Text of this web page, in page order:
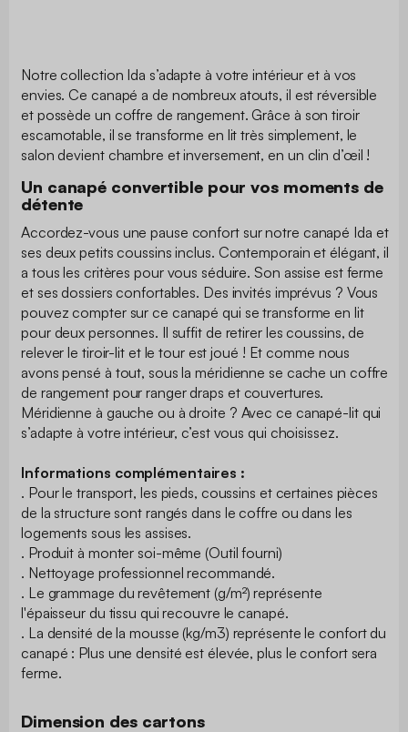
Notre collection Ida s’adapte à votre intérieur et à vos
envies. Ce canapé a de nombreux atouts, il est réversible
et possède un coffre de rangement. Grâce à son tiroir
escamotable, il se transforme en lit très simplement, le
salon devient chambre et inversement, en un clin d’œil !
Un canapé convertible pour vos moments de
détente
Accordez-vous une pause confort sur notre canapé Ida et
ses deux petits coussins inclus. Contemporain et élégant, il
a tous les critères pour vous séduire. Son assise est ferme
et ses dossiers confortables. Des invités imprévus ? Vous
pouvez compter sur ce canapé qui se transforme en lit
pour deux personnes. Il suffit de retirer les coussins, de
relever le tiroir-lit et le tour est joué ! Et comme nous
avons pensé à tout, sous la méridienne se cache un coffre
de rangement pour ranger draps et couvertures.
Méridienne à gauche ou à droite ? Avec ce canapé-lit qui
s’adapte à votre intérieur, c’est vous qui choisissez.
Informations complémentaires :
. Pour le transport, les pieds, coussins et certaines pièces
de la structure sont rangés dans le coffre ou dans les
logements sous les assises.
. Produit à monter soi-même (Outil fourni)
. Nettoyage professionnel recommandé.
. Le grammage du revêtement (g/m²) représente
l'épaisseur du tissu qui recouvre le canapé.
. La densité de la mousse (kg/m3) représente le confort du
canapé : Plus une densité est élevée, plus le confort sera
ferme.
Dimension des cartons